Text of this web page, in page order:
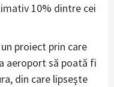
10% dintre cei
proiect prin care
aeroport să poată fi
din care lipseşte